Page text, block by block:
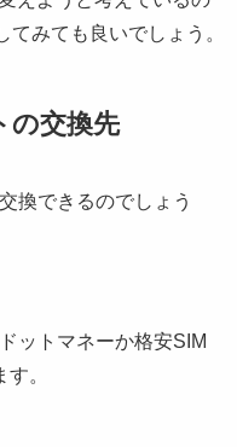
みても良いでしょう。
の交換先
換できるのでしょう
ットマネーか格安SIM
。